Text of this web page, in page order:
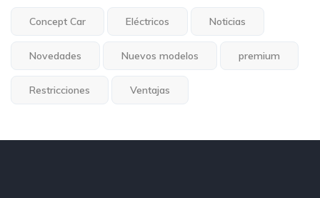
Concept Car Eléctricos Noticias
Novedades Nuevos modelos premium
Restricciones Ventajas